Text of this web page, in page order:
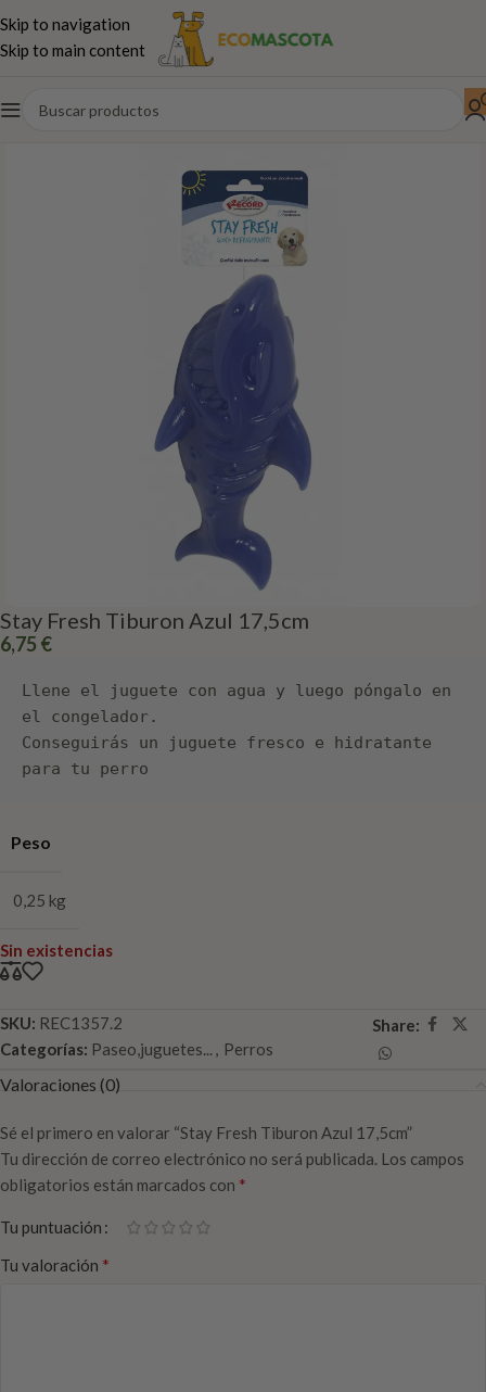
Skip to navigation
Skip to main content
Inicio Perros Paseo,juguetes...
Stay Fresh Tiburon Azul 17,5cm
6,75 €
Llene el juguete con agua y luego póngalo en
el congelador.
Conseguirás un juguete fresco e hidratante
para tu perro
Peso
0,25 kg
Sin existencias
SKU: REC1357.2
Categorías: Paseo,juguetes... , Perros
Share:
Valoraciones (0)
Sé el primero en valorar “Stay Fresh Tiburon Azul 17,5cm”
Tu dirección de correo electrónico no será publicada. Los campos
obligatorios están marcados con *
Tu puntuación
Tu valoración *